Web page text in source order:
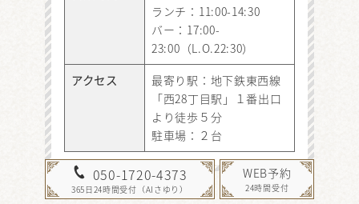
ランチ：11:00-14:30
バー：17:00-
23:00（L.O.22:30）
アクセス
最寄り駅：地下鉄東西線
「西28丁目駅」１番出口
より徒歩５分
駐車場：２台
050-1720-4373
365日24時間受付（AIさゆり）
WEB予約
24時間受付